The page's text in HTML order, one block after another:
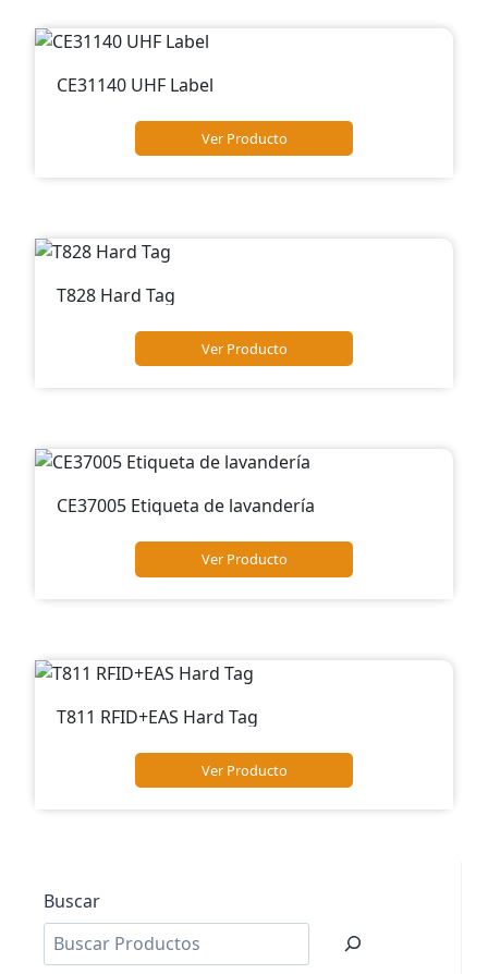
CE31140 UHF Label
Ver Producto
T828 Hard Tag
Ver Producto
CE37005 Etiqueta de lavandería
Ver Producto
T811 RFID+EAS Hard Tag
Ver Producto
Buscar